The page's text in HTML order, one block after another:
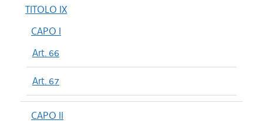
TITOLO IX
CAPO I
Art. 66
Art. 67
CAPO II